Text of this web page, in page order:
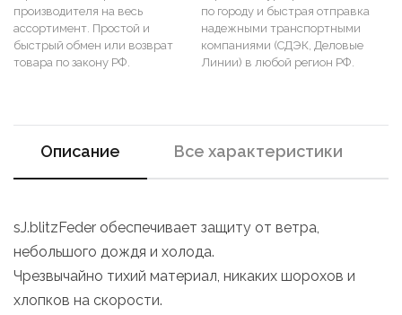
производителя на весь
ассортимент. Простой и
быстрый обмен или возврат
товара по закону РФ.
по городу и быстрая отправка
надежными транспортными
компаниями (СДЭК, Деловые
Линии) в любой регион РФ.
Описание Все характеристики
sJ.blitzFeder обеспечивает защиту от ветра,
небольшого дождя и холода.
Чрезвычайно тихий материал, никаких шорохов и
хлопков на скорости.